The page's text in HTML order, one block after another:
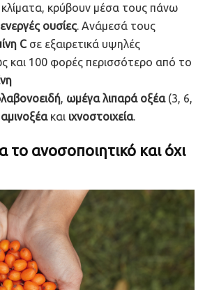
κρύβουν μέσα τους πάνω
ουσίες. Ανάμεσά τους
C σε εξαιρετικά υψηλές
και 100 φορές περισσότερο από το
, ωμέγα λιπαρά οξέα(3, 6,
αμινοξέα και ιχνοστοιχεία.
το ανοσοποιητικό και όχι